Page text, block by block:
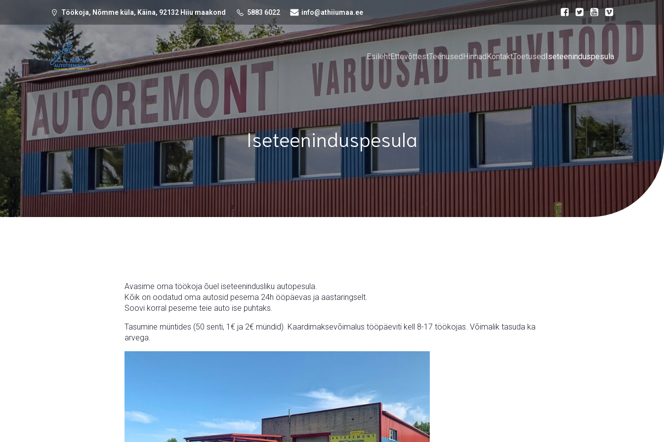
Töökoja, Nõmme küla, Käina, 92132 Hiiu maakond 5883 6022 info@athiiumaa.ee
EsilehtEttevõttestTeenusedHinnadKontaktToetusedIseteeninduspesula
Iseteeninduspesula
Avasime oma töökoja õuel iseteenindusliku autopesula.
Kõik on oodatud oma autosid pesema 24h ööpäevas ja aastaringselt.
Soovi korral peseme teie auto ise puhtaks.
Tasumine müntides (50 senti, 1€ ja 2€ mündid). Kaardimaksevõimalus tööpäeviti kell 8-17 töökojas. Võimalik tasuda ka
arvega.